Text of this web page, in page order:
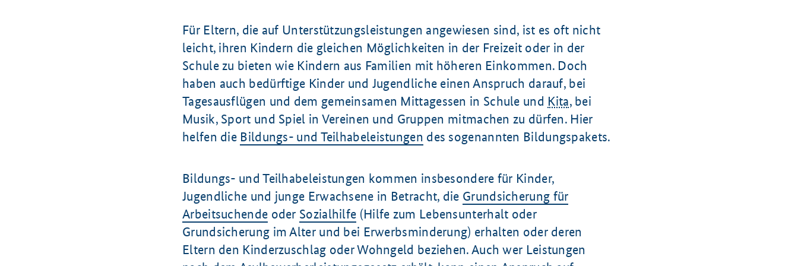
Für Eltern, die auf Unterstützungsleistungen angewiesen sind, ist es oft nicht
leicht, ihren Kindern die gleichen Möglichkeiten in der Freizeit oder in der
Schule zu bieten wie Kindern aus Familien mit höheren Einkommen. Doch
haben auch bedürftige Kinder und Jugendliche einen Anspruch darauf, bei
Tagesausflügen und dem gemeinsamen Mittagessen in Schule und Kita, bei
Musik, Sport und Spiel in Vereinen und Gruppen mitmachen zu dürfen. Hier
helfen die Bildungs- und Teilhabeleistungen des sogenannten Bildungspakets.
Bildungs- und Teilhabeleistungen kommen insbesondere für Kinder,
Jugendliche und junge Erwachsene in Betracht, die Grundsicherung für
Arbeitsuchende oder Sozialhilfe (Hilfe zum Lebensunterhalt oder
Grundsicherung im Alter und bei Erwerbsminderung) erhalten oder deren
Eltern den Kinderzuschlag oder Wohngeld beziehen. Auch wer Leistungen